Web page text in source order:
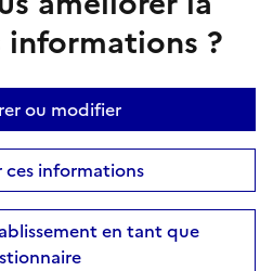
?
ou modifier
informations
en tant que